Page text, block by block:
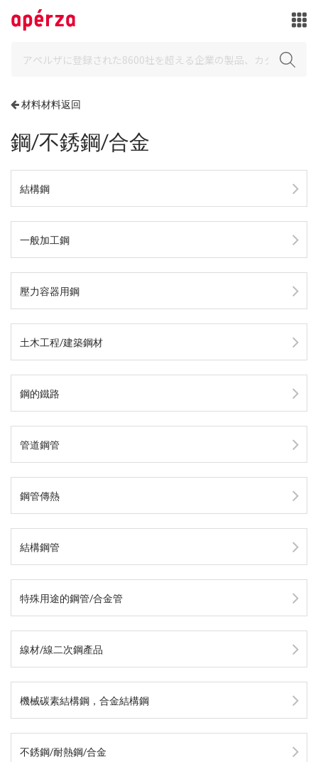
材料材料返回
鋼/不銹鋼/合金
結構鋼
一般加工鋼
壓力容器用鋼
土木工程/建築鋼材
鋼的鐵路
管道鋼管
鋼管傳熱
結構鋼管
特殊用途的鋼管/合金管
線材/線二次鋼產品
機械碳素結構鋼，合金結構鋼
不銹鋼/耐熱鋼/合金